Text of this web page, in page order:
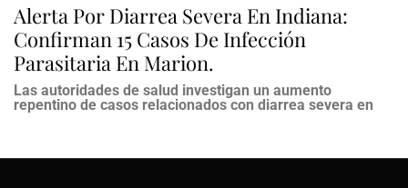
Alerta Por Diarrea Severa En Indiana:
Confirman 15 Casos De Infección
Parasitaria En Marion.
Las autoridades de salud investigan un aumento
repentino de casos relacionados con diarrea severa en